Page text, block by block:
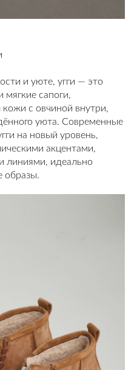
и уюте, угги — это
мягкие сапоги,
с овчиной внутри,
уюта. Современные
на новый уровень,
акцентами,
линиями, идеально
образы.